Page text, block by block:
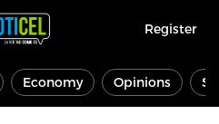
Register
Economy Opinions